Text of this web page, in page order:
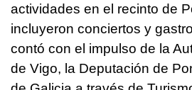
actividades en el recinto de
incluyeron conciertos y
contó con el impulso de la
de Vigo, la Deputación de